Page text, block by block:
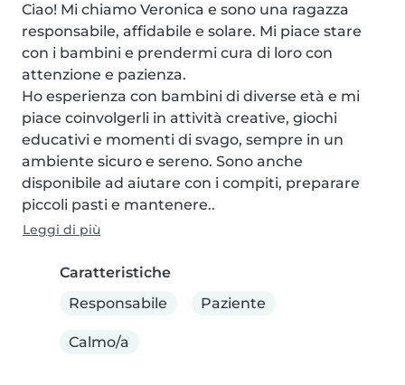
Ciao! Mi chiamo Veronica e sono una ragazza
responsabile, affidabile e solare. Mi piace stare
con i bambini e prendermi cura di loro con
attenzione e pazienza.
Ho esperienza con bambini di diverse età e mi
piace coinvolgerli in attività creative, giochi
educativi e momenti di svago, sempre in un
ambiente sicuro e sereno. Sono anche
disponibile ad aiutare con i compiti, preparare
piccoli pasti e mantenere..
Leggi di più
Caratteristiche
Responsabile
Paziente
Calmo/a